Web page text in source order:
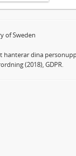
of Sweden
hanterar dina
(2018), GDPR.